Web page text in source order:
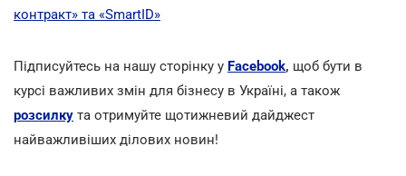
контракт» та «SmartID»
Підписуйтесь на нашу сторінку у Facebook, щоб бути в
курсі важливих змін для бізнесу в Україні, а також
розсилку та отримуйте щотижневий дайджест
найважливіших ділових новин!